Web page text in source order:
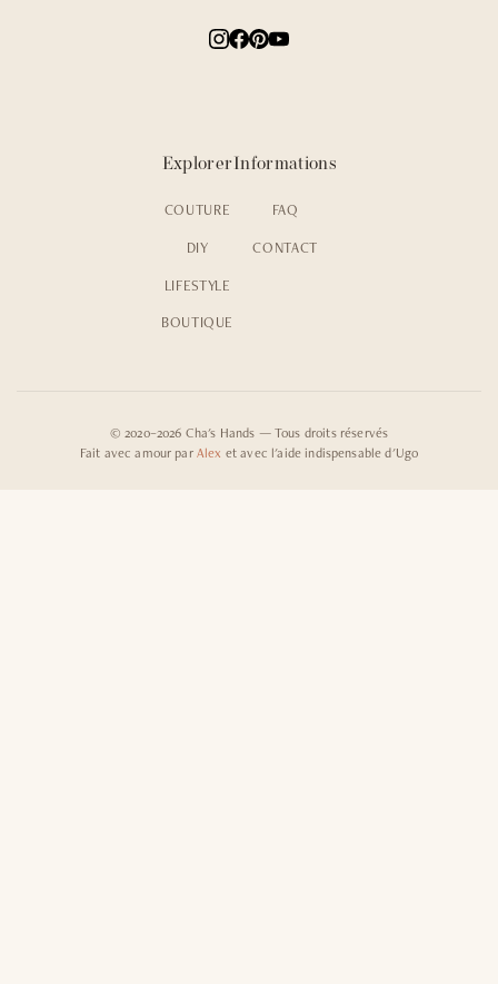
Explorer
COUTURE
DIY
LIFESTYLE
BOUTIQUE
Informations
FAQ
CONTACT
© 2020–2026 Cha's Hands — Tous droits réservés
Fait avec amour par Alex et avec l'aide indispensable d'Ugo